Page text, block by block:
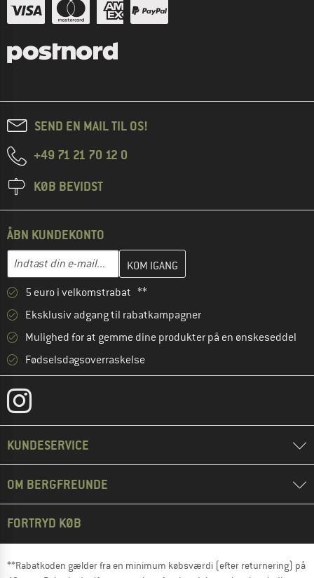
SEND EN MAIL TIL OS!
+49 71 21 70 12 0
KØB BEVIDST
ÅBN KUNDEKONTO
E-mail-adresse
Indtast din e-mailadresse her, og opret i næste trin din
5 euro i velkomstrabat **
Eksklusiv adgang til rabatkampagner
Mulighed for at gemme dine produkter på en ønskeseddel
Fødselsdagsoverraskelse
KUNDESERVICE
OM BERGFREUNDE
FORTRYD KØB
**Rabatkoden gælder fra en minimum købsværdi (efter returnering) på